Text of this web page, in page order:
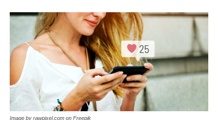
Image by rawpixel.com on Freepik